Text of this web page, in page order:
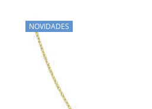
NOVIDADES